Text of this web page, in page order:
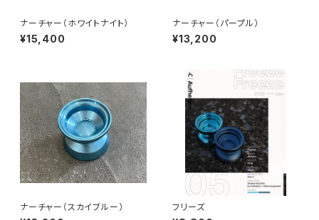
ナーチャー（ホワイトナイト）
¥15,400
ナーチャー（パープル）
¥13,200
ナーチャー（スカイブルー） フリーズ